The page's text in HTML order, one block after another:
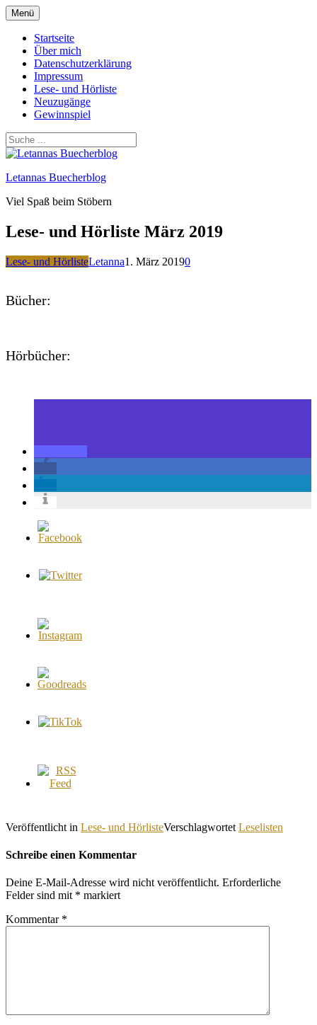
Zum
Inhalt
springen
Menü
Startseite
Über mich
Datenschutzerklärung
Impressum
Lese- und Hörliste
Neuzugänge
Gewinnspiel
Letannas Buecherblog
Viel Spaß beim Stöbern
Lese- und Hörliste März 2019
Lese- und HörlisteLetanna1. März 20190
Bücher:
Hörbücher:
Veröffentlicht in Lese- und HörlisteVerschlagwortet Leselisten
Schreibe einen Kommentar
Deine E-Mail-Adresse wird nicht veröffentlicht. Erforderliche
Felder sind mit * markiert
Kommentar *